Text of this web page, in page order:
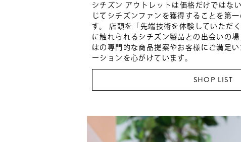
シチズン アウトレットは価格だけではな
じてシチズンファンを獲得することを第
す。 店頭を「先端技術を体験していただ
に触れられるシチズン製品との出会いの
はの専門的な商品提案やお客様にご満足
ーションを心がけています。
SHOP LIST